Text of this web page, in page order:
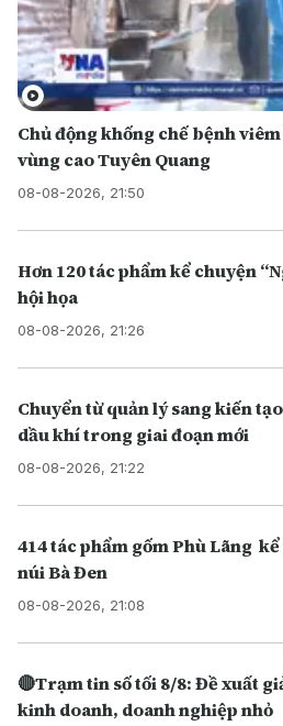
Chủ động khống chế bệnh
vùng cao Tuyên Quang
08-08-2026, 21:50
Hơn 120 tác phẩm kể chuyện
hội họa
08-08-2026, 21:26
Chuyển từ quản lý sang kiến
dầu khí trong giai đoạn mới
08-08-2026, 21:22
414 tác phẩm gốm Phù Lãng
núi Bà Đen
08-08-2026, 21:08
🔴Trạm tin số tối 8/8: Đề xuất
kinh doanh, doanh nghiệp nhỏ